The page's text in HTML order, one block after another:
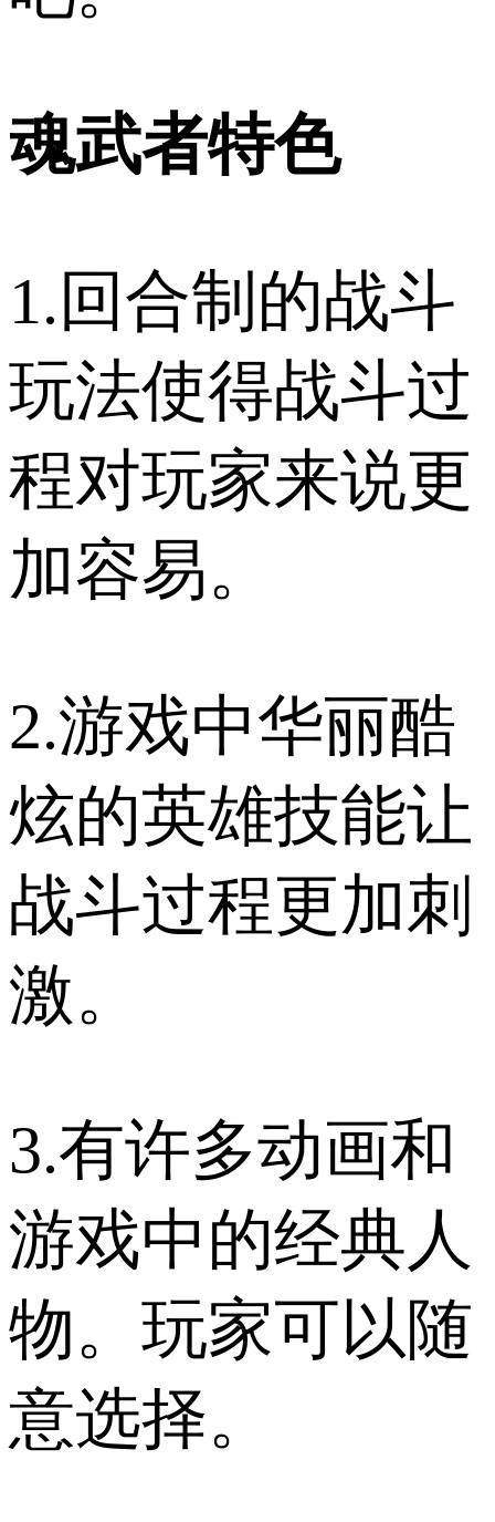
魂武者特色
1.回合制的战斗
玩法使得战斗过
程对玩家来说更
加容易。
2.游戏中华丽酷
炫的英雄技能让
战斗过程更加刺
激。
3.有许多动画和
游戏中的经典人
物。玩家可以随
意选择。